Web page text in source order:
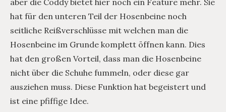
aber die Coddy bietet hier noch ein Feature mehr. Sie
hat für den unteren Teil der Hosenbeine noch
seitliche Reißverschlüsse mit welchen man die
Hosenbeine im Grunde komplett öffnen kann. Dies
hat den großen Vorteil, dass man die Hosenbeine
nicht über die Schuhe fummeln, oder diese gar
ausziehen muss. Diese Funktion hat begeistert und
ist eine pfiffige Idee.